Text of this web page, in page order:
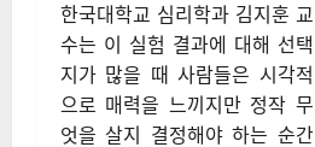
한국대학교 심리학과 김지훈 교
수는 이 실험 결과에 대해 선택
지가 많을 때 사람들은 시각적
으로 매력을 느끼지만 정작 무
엇을 살지 결정해야 하는 순간